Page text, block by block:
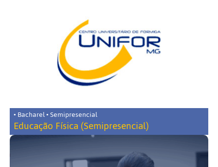
• Bacharel • Semipresencial
Educação Física (Semipresencial)